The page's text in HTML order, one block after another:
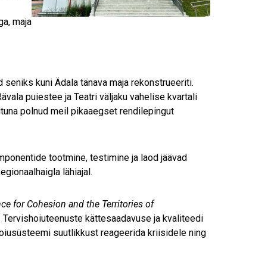
maja
kuni Ädala tänava maja rekonstrueeriti.
puiestee ja Teatri väljaku vahelise kvartali
polnud meil pikaaegset rendilepingut
tootmine, testimine ja laod jäävad
lähiajal.
for Cohesion and the Territories of
kättesaadavuse ja kvaliteedi
suutlikkust reageerida kriisidele ning